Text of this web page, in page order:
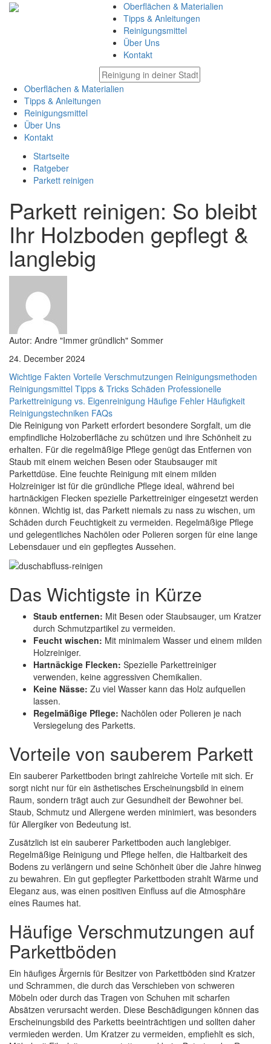
Oberflächen & Materialien
Tipps & Anleitungen
Reinigungsmittel
Über Uns
Kontakt
Oberflächen & Materialien
Tipps & Anleitungen
Reinigungsmittel
Über Uns
Kontakt
Startseite
Ratgeber
Parkett reinigen
Parkett reinigen: So bleibt
Ihr Holzboden gepflegt &
langlebig
Autor: Andre "Immer gründlich" Sommer
24. December 2024
Wichtige Fakten Vorteile Verschmutzungen Reinigungsmethoden
Reinigungsmittel Tipps & Tricks Schäden Professionelle
Parkettreinigung vs. Eigenreinigung Häufige Fehler Häufigkeit
Reinigungstechniken FAQs
Die Reinigung von Parkett erfordert besondere Sorgfalt, um die
empfindliche Holzoberfläche zu schützen und ihre Schönheit zu
erhalten. Für die regelmäßige Pflege genügt das Entfernen von
Staub mit einem weichen Besen oder Staubsauger mit
Parkettdüse. Eine feuchte Reinigung mit einem milden
Holzreiniger ist für die gründliche Pflege ideal, während bei
hartnäckigen Flecken spezielle Parkettreiniger eingesetzt werden
können. Wichtig ist, das Parkett niemals zu nass zu wischen, um
Schäden durch Feuchtigkeit zu vermeiden. Regelmäßige Pflege
und gelegentliches Nachölen oder Polieren sorgen für eine lange
Lebensdauer und ein gepflegtes Aussehen.
Das Wichtigste in Kürze
Staub entfernen: Mit Besen oder Staubsauger, um Kratzer
durch Schmutzpartikel zu vermeiden.
Feucht wischen: Mit minimalem Wasser und einem milden
Holzreiniger.
Hartnäckige Flecken: Spezielle Parkettreiniger
verwenden, keine aggressiven Chemikalien.
Keine Nässe: Zu viel Wasser kann das Holz aufquellen
lassen.
Regelmäßige Pflege: Nachölen oder Polieren je nach
Versiegelung des Parketts.
Vorteile von sauberem Parkett
Ein sauberer Parkettboden bringt zahlreiche Vorteile mit sich. Er
sorgt nicht nur für ein ästhetisches Erscheinungsbild in einem
Raum, sondern trägt auch zur Gesundheit der Bewohner bei.
Staub, Schmutz und Allergene werden minimiert, was besonders
für Allergiker von Bedeutung ist.
Zusätzlich ist ein sauberer Parkettboden auch langlebiger.
Regelmäßige Reinigung und Pflege helfen, die Haltbarkeit des
Bodens zu verlängern und seine Schönheit über die Jahre hinweg
zu bewahren. Ein gut gepflegter Parkettboden strahlt Wärme und
Eleganz aus, was einen positiven Einfluss auf die Atmosphäre
eines Raumes hat.
Häufige Verschmutzungen auf
Parkettböden
Ein häufiges Ärgernis für Besitzer von Parkettböden sind Kratzer
und Schrammen, die durch das Verschieben von schweren
Möbeln oder durch das Tragen von Schuhen mit scharfen
Absätzen verursacht werden. Diese Beschädigungen können das
Erscheinungsbild des Parketts beeinträchtigen und sollten daher
vermieden werden. Um Kratzer zu vermeiden, empfiehlt es sich,